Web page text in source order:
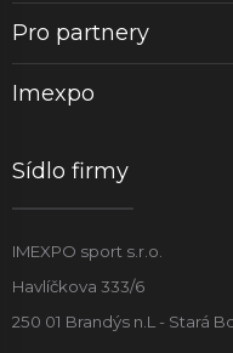
Pro partnery
Imexpo
Sídlo firmy
IMEXPO sport s.r.o.
Havlíčkova 333/6
250 01 Brandýs n.L - Stará